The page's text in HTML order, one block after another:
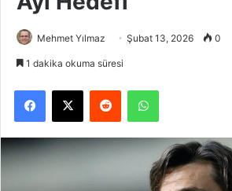
Mehmet Yılmaz Şubat 13, 2026 0
1 dakika okuma süresi
Facebook
X Reddit WhatsApp